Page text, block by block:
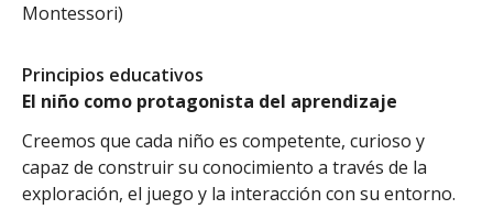
Montessori)
Principios educativos
El niño como protagonista del aprendizaje
Creemos que cada niño es competente, curioso y
capaz de construir su conocimiento a través de la
exploración, el juego y la interacción con su entorno.